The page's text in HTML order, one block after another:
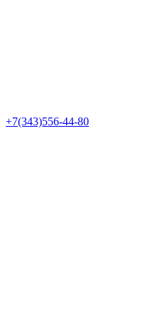
+7(343)556-44-80